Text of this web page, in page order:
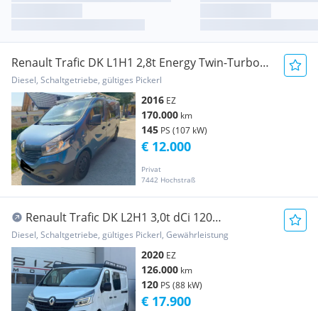
Renault Trafic DK L1H1 2,8t Energy Twin-Turbo
dCi 145 Transporter / Kastenwagen
Diesel, Schaltgetriebe, gültiges Pickerl
2016 EZ
170.000 km
145 PS (107 kW)
Privat
7442 Hochstraß
€ 12.000
Renault Trafic DK L2H1 3,0t dCi 120
Transporter / Kastenwagen
Diesel, Schaltgetriebe, gültiges Pickerl, Gewährleistung
2020 EZ
126.000 km
120 PS (88 kW)
€ 17.900